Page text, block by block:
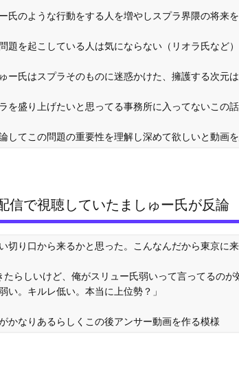
氏のような行動をする人を増やしスプラ界隈の将来
題を起こしている人は気にならない（リオラ氏など）
ー氏はスプラそのものに迷惑かけた、擁護する次元
を盛り上げたいと思ってる事務所に入ってないこの
してこの問題の重要性を理解し深めて欲しいと動画
信で視聴していたましゅー氏が反論
切り口から来るかと思った。こんなんだから東京に
たらしいけど、俺がスリュー氏弱いって言ってるの
い。キルレ低い。本当に上位勢？」
かなりあるらしくこの後アンサー動画を作る模様